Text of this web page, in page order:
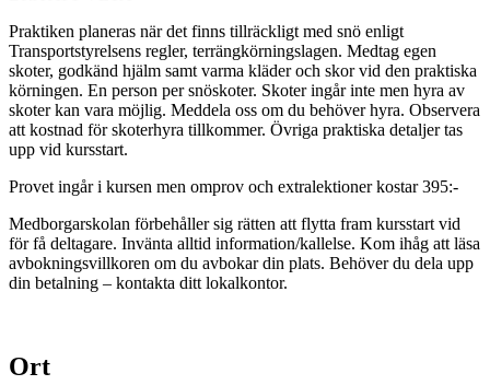
Praktiken planeras när det finns tillräckligt med snö enligt
Transportstyrelsens regler, terrängkörningslagen. Medtag egen
skoter, godkänd hjälm samt varma kläder och skor vid den praktiska
körningen. En person per snöskoter. Skoter ingår inte men hyra av
skoter kan vara möjlig. Meddela oss om du behöver hyra. Observera
att kostnad för skoterhyra tillkommer. Övriga praktiska detaljer tas
upp vid kursstart.
Provet ingår i kursen men omprov och extralektioner kostar 395:-
Medborgarskolan förbehåller sig rätten att flytta fram kursstart vid
för få deltagare. Invänta alltid information/kallelse. Kom ihåg att läsa
avbokningsvillkoren om du avbokar din plats. Behöver du dela upp
din betalning – kontakta ditt lokalkontor.
Ort